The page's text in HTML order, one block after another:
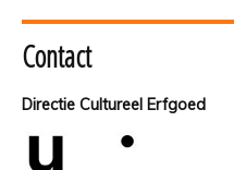
Contact
Directie Cultureel Erfgoed